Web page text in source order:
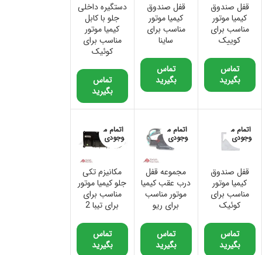
قفل صندوق
کیمیا موتور
مناسب برای
کوییک
تماس
بگیرید
قفل صندوق
کیمیا موتور
مناسب برای
ساینا
تماس
بگیرید
دستگیره داخلی
جلو با کابل
کیمیا موتور
مناسب برای
کوئیک
تماس
بگیرید
اتمام م
وجودی
قفل صندوق
کیمیا موتور
مناسب برای
کوئیک
تماس
بگیرید
اتمام م
وجودی
مجموعه قفل
درب عقب کیمیا
موتور مناسب
برای ریو
تماس
بگیرید
اتمام م
وجودی
مکانیزم تکی
جلو کیمیا موتور
مناسب برای
برای تیبا 2
تماس
بگیرید